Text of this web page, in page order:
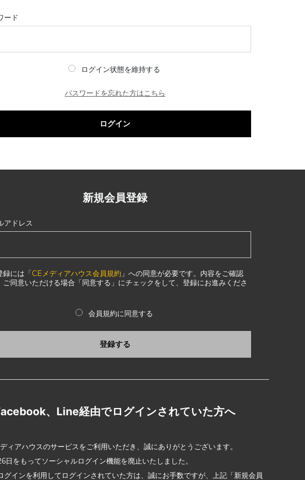
ード
ログイン状態を維持する
パスワードを忘れた方はこちら
ログイン
新規会員登録
アドレス
録には「CEメディアハウス会員規約 」への同意が必要です。内容をご確認
ご同意いただける場合「同意する」にチェックをして、登録にお進みくださ
会員規約に同意する
登録する
、Line経由でログインされていた方へ
ィアハウスのサービスをご利用いただき、誠にありがとうございます。
日をもってソーシャルログイン機能を廃止いたしました。
グインを利用してログインされていた方は、誠にお手数ですが、上記「新規会員